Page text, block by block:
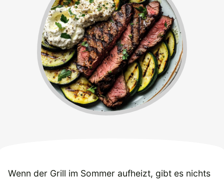
Wenn der Grill im Sommer aufheizt, gibt es nichts